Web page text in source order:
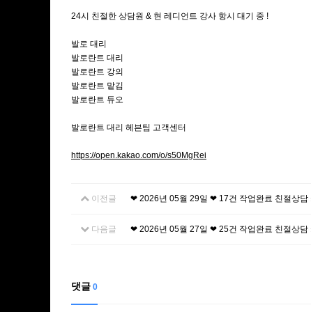
24시 친절한 상담원 & 현 레디언트 강사 항시 대기 중 !
발로 대리
발로란트 대리
발로란트 강의
발로란트 맡김
발로란트 듀오
발로란트 대리 헤븐팀 고객센터
https://open.kakao.com/o/s50MgRei
이전글 ❤ 2026년 05월 29일 ❤ 17건 작업완료 친절상담
다음글 ❤ 2026년 05월 27일 ❤ 25건 작업완료 친절상담
댓글 0